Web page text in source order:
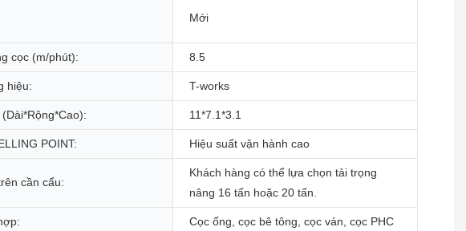
Mới
cọc (m/phút): 8.5
hiệu: T-works
11*7.1*3.1
POINT: Hiệu suất vận hành cao
cần cẩu:
Khách hàng có thể lựa chọn tải trọng
nâng 16 tấn hoặc 20 tấn.
Cọc ống, cọc bê tông, cọc ván, cọc PHC